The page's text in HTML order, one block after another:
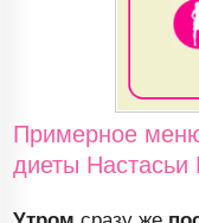
Примерное
диеты Настасьи